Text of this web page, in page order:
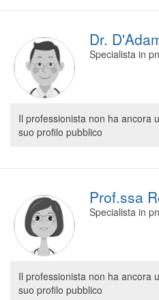
Dr.
Specialista in
Il professionista non ha ancora
suo profilo pubblico
Prof.ssa
Specialista in
Il professionista non ha ancora
suo profilo pubblico